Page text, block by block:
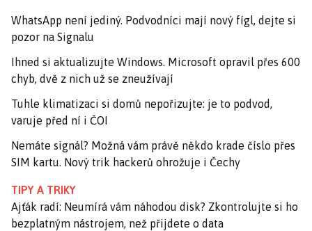
WhatsApp není jediný. Podvodníci mají nový fígl, dejte si
pozor na Signalu
Ihned si aktualizujte Windows. Microsoft opravil přes 600
chyb, dvě z nich už se zneužívají
Tuhle klimatizaci si domů nepořizujte: je to podvod,
varuje před ní i ČOI
Nemáte signál? Možná vám právě někdo krade číslo přes
SIM kartu. Nový trik hackerů ohrožuje i Čechy
TIPY A TRIKY
Ajťák radí: Neumírá vám náhodou disk? Zkontrolujte si ho
bezplatným nástrojem, než přijdete o data